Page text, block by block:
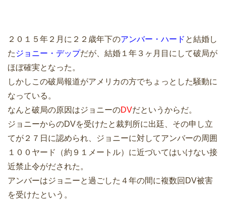
２０１５年２月に２２歳年下のアンバー・ハード と結婚し
た ジョニー・デップだが、結婚１年３ヶ月目にして破局が
ほぼ確実となった。
しかしこの破局報道がアメリカの方でちょっとした騒動に
なっている。
なんと破局の原因はジョニーのDVだというからだ。
ジョニーからのDVを受けたと裁判所に出廷、その申し立
てが２７日に認められ、ジョニーに対してアンバーの周囲
１００ヤード（約９１メートル）に近づいてはいけない接
近禁止令がだされた。
アンバーはジョニーと過ごした４年の間に複数回DV被害
を受けたという。